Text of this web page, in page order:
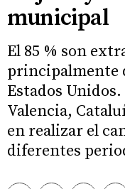
municipal
El 85 % son
principalmente
Estados
Valencia,
en realizar el
diferentes